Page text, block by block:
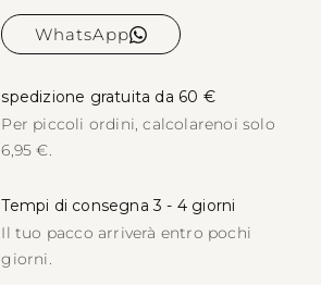
WhatsApp
spedizione gratuita da 60 €
Per piccoli ordini, calcolarenoi solo
6,95 €.
Tempi di consegna 3 - 4 giorni
Il tuo pacco arriverà entro pochi
giorni.